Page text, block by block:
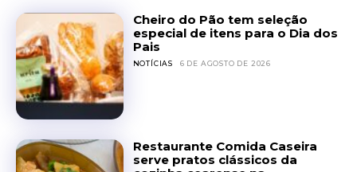
Cheiro do Pão tem seleção
especial de itens para o Dia dos
Pais
NOTÍCIAS 6 DE AGOSTO DE 2026
Restaurante Comida Caseira
serve pratos clássicos da